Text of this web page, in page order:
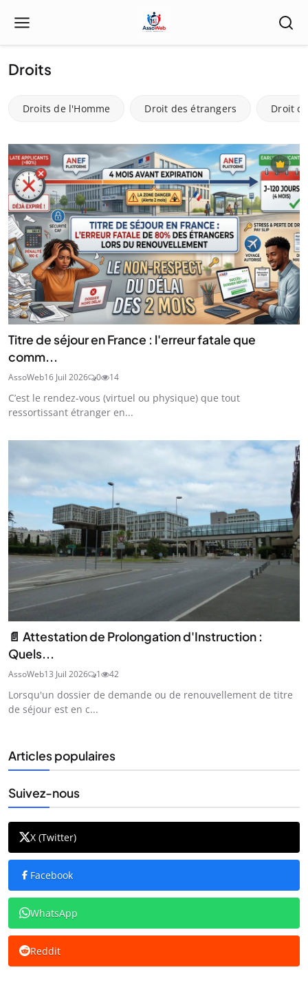
Droits
Droits de l'Homme Droit des étrangers Droit
Titre de séjour en France : l'erreur fatale que
comm...
AssoWeb16 Juil 2026 0 14
C’est le rendez-vous (virtuel ou physique) que tout
ressortissant étranger en...
📄 Attestation de Prolongation d'Instruction :
Quels...
AssoWeb13 Juil 2026 1 42
Lorsqu'un dossier de demande ou de renouvellement de titre
de séjour est en c...
Articles populaires
Suivez-nous
X (Twitter)
Facebook
WhatsApp
Reddit